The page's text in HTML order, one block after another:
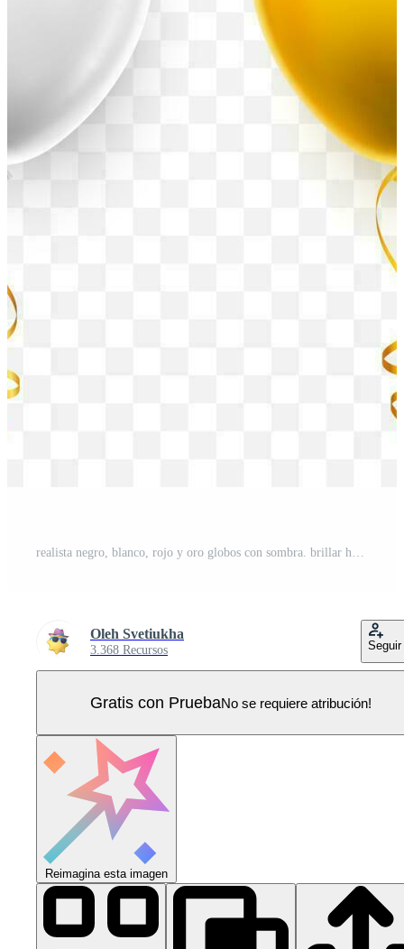
realista negro, blanco, rojo y oro globos con sombra. brillar helio globo para boda, cumpleaños, fiestas. festival decoración. vector ilustración Vector Pro
Oleh Svetiukha
3.368 Recursos Seguir
Gratis con PruebaNo se requiere atribución!
Reimagina esta imagen